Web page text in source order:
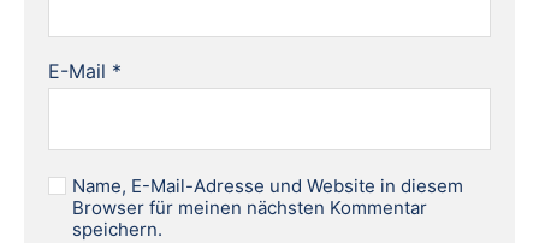
E-Mail *
Name, E-Mail-Adresse und Website in diesem
Browser für meinen nächsten Kommentar
speichern.